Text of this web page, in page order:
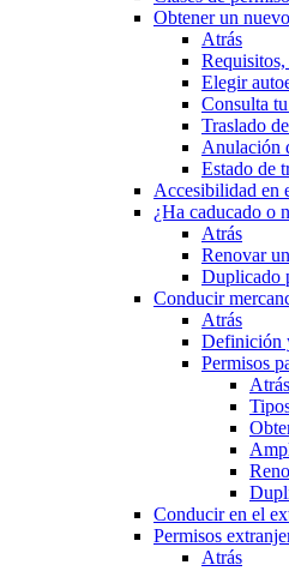
Obtener un
Atrás
Elegir
Consulta
Traslado
Anulación
Estado de
Accesibilidad en
¿Ha caducado o
Atrás
Renovar
Duplicado
Conducir
Atrás
Definición
Permisos
Atrás
Conducir en el
Permisos
Atrás